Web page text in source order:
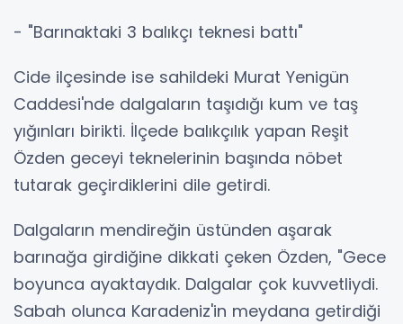
- "Barınaktaki 3 balıkçı teknesi battı"
Cide ilçesinde ise sahildeki Murat Yenigün
Caddesi'nde dalgaların taşıdığı kum ve taş
yığınları birikti. İlçede balıkçılık yapan Reşit
Özden geceyi teknelerinin başında nöbet
tutarak geçirdiklerini dile getirdi.
Dalgaların mendireğin üstünden aşarak
barınağa girdiğine dikkati çeken Özden, "Gece
boyunca ayaktaydık. Dalgalar çok kuvvetliydi.
Sabah olunca Karadeniz'in meydana getirdiği